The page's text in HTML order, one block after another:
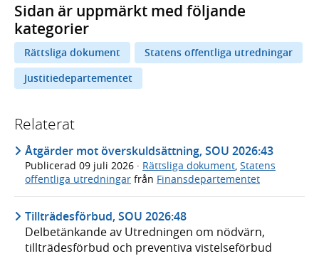
Sidan är uppmärkt med följande
kategorier
Rättsliga dokument
Statens offentliga utredningar
Justitiedepartementet
Relaterat
Åtgärder mot överskuldsättning, SOU 2026:43
Publicerad 09 juli 2026 · Rättsliga dokument, Statens
offentliga utredningar från Finansdepartementet
Tillträdesförbud, SOU 2026:48
Delbetänkande av Utredningen om nödvärn,
tillträdesförbud och preventiva vistelseförbud